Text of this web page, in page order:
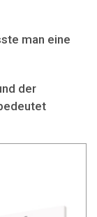
man eine
der